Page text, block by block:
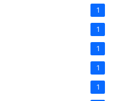
1
1
1
1
1